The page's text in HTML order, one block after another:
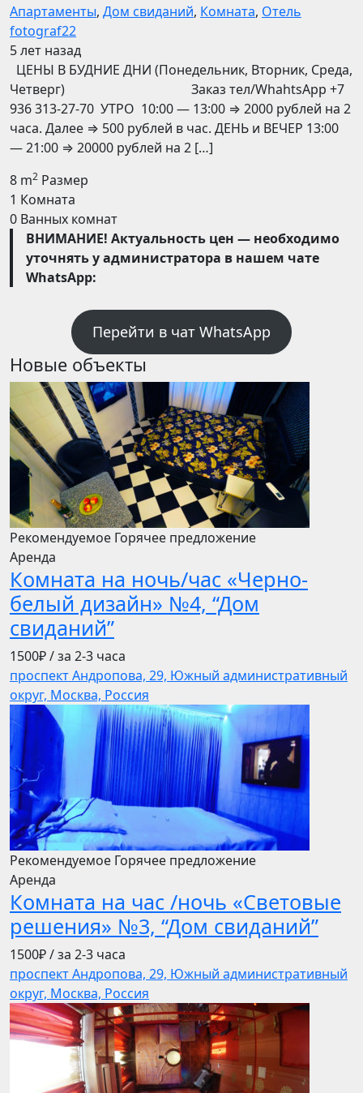
Апартаменты, Дом свиданий, Комната, Отель
fotograf22
5 лет назад
ЦЕНЫ В БУДНИЕ ДНИ (Понедельник, Вторник, Среда,
Четверг) Заказ тел/WhahtsApp +7
936 313-27-70 УТРО 10:00 — 13:00 ⇒ 2000 рублей на 2
часа. Далее ⇒ 500 рублей в час. ДЕНЬ и ВЕЧЕР 13:00
— 21:00 ⇒ 20000 рублей на 2 […]
8 m2 Размер
1 Комната
0 Ванных комнат
ВНИМАНИЕ! Актуальность цен — необходимо
уточнять у администратора в нашем чате
WhatsApp:
Перейти в чат WhatsApp
Новые объекты
Рекомендуемое Горячее предложение
Аренда
Комната на ночь/час «Черно-
белый дизайн» №4, “Дом
свиданий”
1500₽/ за 2-3 часа
проспект Андропова, 29, Южный административный
округ, Москва, Россия
Рекомендуемое Горячее предложение
Аренда
Комната на час /ночь «Световые
решения» №3, “Дом свиданий”
1500₽/ за 2-3 часа
проспект Андропова, 29, Южный административный
округ, Москва, Россия